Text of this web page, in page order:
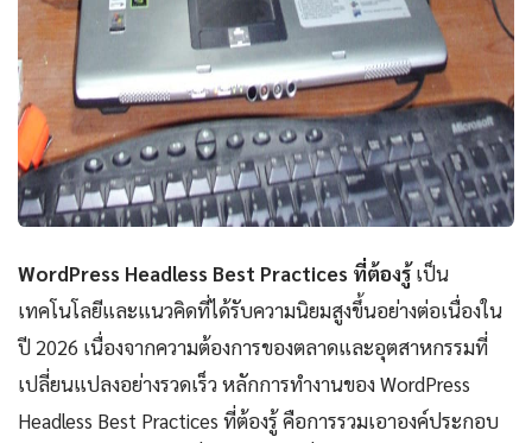
WordPress Headless Best Practices ที่ต้องรู้เป็น
เทคโนโลยีและแนวคิดที่ได้รับความนิยมสูงขึ้นอย่างต่อเนื่องใน
ปี 2026 เนื่องจากความต้องการของตลาดและอุตสาหกรรมที่
เปลี่ยนแปลงอย่างรวดเร็ว หลักการทำงานของ WordPress
Headless Best Practices ที่ต้องรู้ คือการรวมเอาองค์ประกอบ